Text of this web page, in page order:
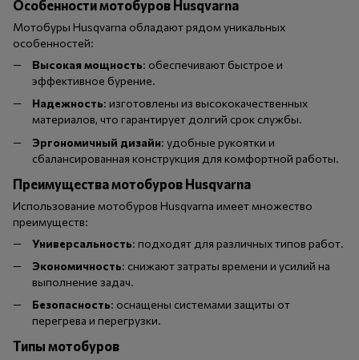
Особенности мотобуров Husqvarna
Мотобуры Husqvarna обладают рядом уникальных
особенностей:
Высокая мощность: обеспечивают быстрое и
эффективное бурение.
Надежность: изготовлены из высококачественных
материалов, что гарантирует долгий срок службы.
Эргономичный дизайн: удобные рукоятки и
сбалансированная конструкция для комфортной работы.
Преимущества мотобуров Husqvarna
Использование мотобуров Husqvarna имеет множество
преимуществ:
Универсальность: подходят для различных типов работ.
Экономичность: снижают затраты времени и усилий на
выполнение задач.
Безопасность: оснащены системами защиты от
перегрева и перегрузки.
Типы мотобуров